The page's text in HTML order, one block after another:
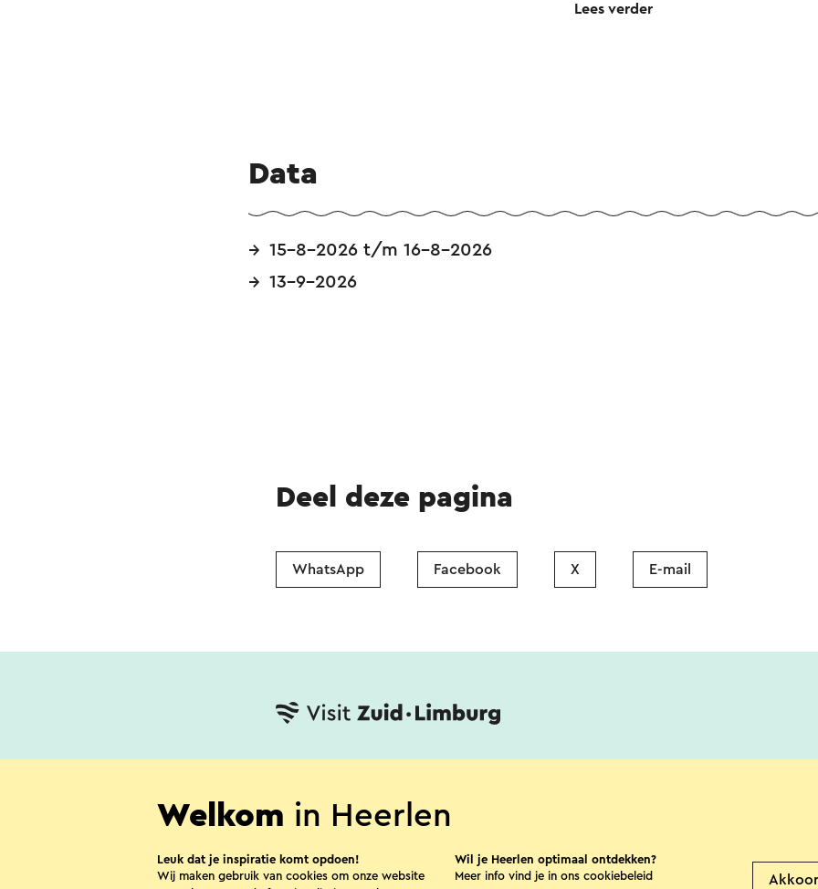
Lees verder
Data
15-8-2026 t/m 16-8-2026
13-9-2026
Deel deze pagina
WhatsApp Facebook X E-mail
Welkom in Heerlen
Leuk dat je inspiratie komt opdoen!
Wij maken gebruik van cookies om onze website
Wil je Heerlen optimaal ontdekken?
Meer info vind je in ons cookiebeleid